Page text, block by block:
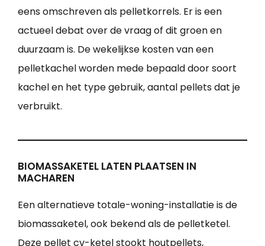
eens omschreven als pelletkorrels. Er is een
actueel debat over de vraag of dit groen en
duurzaam is. De wekelijkse kosten van een
pelletkachel worden mede bepaald door soort
kachel en het type gebruik, aantal pellets dat je
verbruikt.
BIOMASSAKETEL LATEN PLAATSEN IN
MACHAREN
Een alternatieve totale-woning-installatie is de
biomassaketel, ook bekend als de pelletketel.
Deze pellet cv-ketel stookt houtpellets,